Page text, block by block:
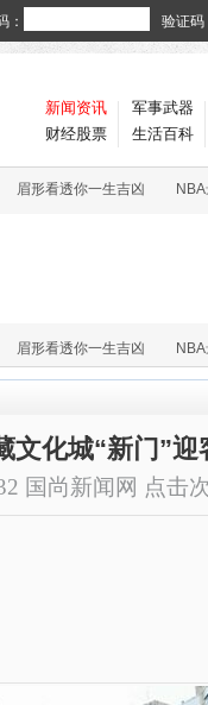
： 验证码
新闻资讯
财经股票
军事武器
生活百科
眉形看透你一生吉凶
眉形看透你一生吉凶
文化城“新门”迎
国尚新闻网 点击